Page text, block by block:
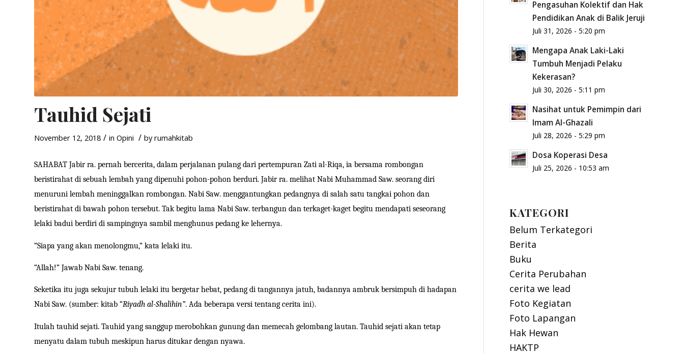
Tauhid Sejati
November 12, 2018 / in Opini / byrumahkitab
SAHABAT Jabir ra. pernah bercerita, dalam perjalanan pulang dari pertempuran Zati al-Riqa, ia bersama rombongan
beristirahat di sebuah lembah yang dipenuhi pohon-pohon berduri. Jabir ra. melihat Nabi Muhammad Saw. seorang diri
menuruni lembah meninggalkan rombongan. Nabi Saw. menggantungkan pedangnya di salah satu tangkai pohon dan
beristirahat di bawah pohon tersebut. Tak begitu lama Nabi Saw. terbangun dan terkaget-kaget begitu mendapati seseorang
lelaki badui berdiri di sampingnya sambil menghunus pedang ke lehernya.
“Siapa yang akan menolongmu,” kata lelaki itu.
“Allah!” Jawab Nabi Saw. tenang.
Seketika itu juga sekujur tubuh lelaki itu bergetar hebat, pedang di tangannya jatuh, badannya ambruk bersimpuh di hadapan
Nabi Saw. (sumber: kitab “Riyadh al-Shalihin”. Ada beberapa versi tentang cerita ini).
Itulah tauhid sejati. Tauhid yang sanggup merobohkan gunung dan memecah gelombang lautan. Tauhid sejati akan tetap
menyatu dalam tubuh meskipun harus ditukar dengan nyawa.
Pengasuhan Kolektif dan Hak
Pendidikan Anak di Balik Jeruji
Juli 31, 2026 - 5:20 pm
Mengapa Anak Laki-Laki
Tumbuh Menjadi Pelaku
Kekerasan?
Juli 30, 2026 - 5:11 pm
Nasihat untuk Pemimpin dari
Imam Al-Ghazali
Juli 28, 2026 - 5:29 pm
Dosa Koperasi Desa
Juli 25, 2026 - 10:53 am
KATEGORI
Belum Terkategori
Berita
Buku
Cerita Perubahan
cerita we lead
Foto Kegiatan
Foto Lapangan
Hak Hewan
HAKTP